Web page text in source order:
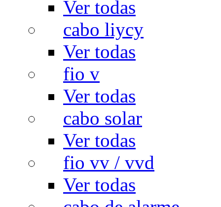
Ver todas
cabo liycy
Ver todas
fio v
Ver todas
cabo solar
Ver todas
fio vv / vvd
Ver todas